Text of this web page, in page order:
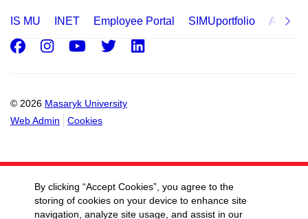
IS MU INET Employee Portal SIMUportfolio
© 2026 Masaryk University
Web Admin
Cookies
Facebook
Instagram
Youtube
Twitter
By clicking “Accept Cookies”, you agree to the
storing of cookies on your device to enhance site
navigation, analyze site usage, and assist in our